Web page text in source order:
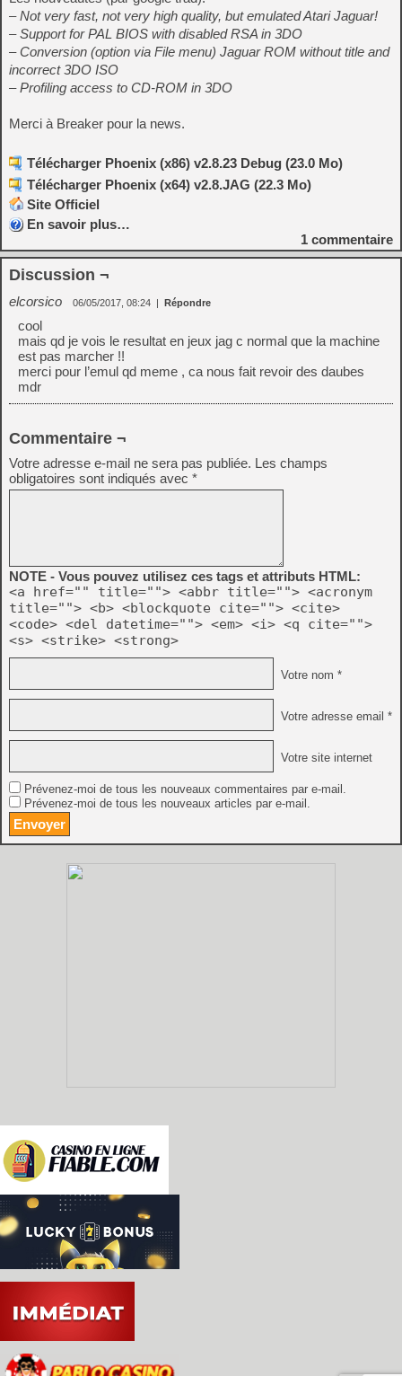
– Not very fast, not very high quality, but emulated Atari Jaguar!
– Support for PAL BIOS with disabled RSA in 3DO
– Conversion (option via File menu) Jaguar ROM without title and
incorrect 3DO ISO
– Profiling access to CD-ROM in 3DO
Merci à Breaker pour la news.
Télécharger Phoenix (x86) v2.8.23 Debug (23.0 Mo)
Télécharger Phoenix (x64) v2.8.JAG (22.3 Mo)
Site Officiel
En savoir plus…
1 commentaire
Discussion ¬
elcorsico 06/05/2017, 08:24 | Répondre
cool
mais qd je vois le resultat en jeux jag c normal que la machine
est pas marcher !!
merci pour l’emul qd meme , ca nous fait revoir des daubes
mdr
Commentaire ¬
Votre adresse e-mail ne sera pas publiée. Les champs
obligatoires sont indiqués avec *
NOTE - Vous pouvez utilisez ces tags et attributs HTML:
<a href="" title=""> <abbr title=""> <acronym
title=""> <b> <blockquote cite=""> <cite>
<code> <del datetime=""> <em> <i> <q cite="">
<s> <strike> <strong>
Votre nom *
Votre adresse email *
Votre site internet
Prévenez-moi de tous les nouveaux commentaires par e-mail.
Prévenez-moi de tous les nouveaux articles par e-mail.